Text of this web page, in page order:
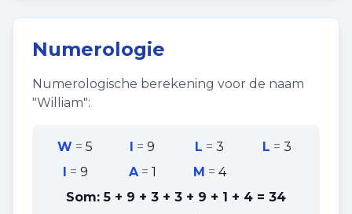
Numerologie
Numerologische berekening voor de naam
"William":
W =5 I =9 L =3 L = 3
I = 9 A= 1 M = 4
Som:5 + 9 + 3 + 3 + 9 + 1 + 4 = 34